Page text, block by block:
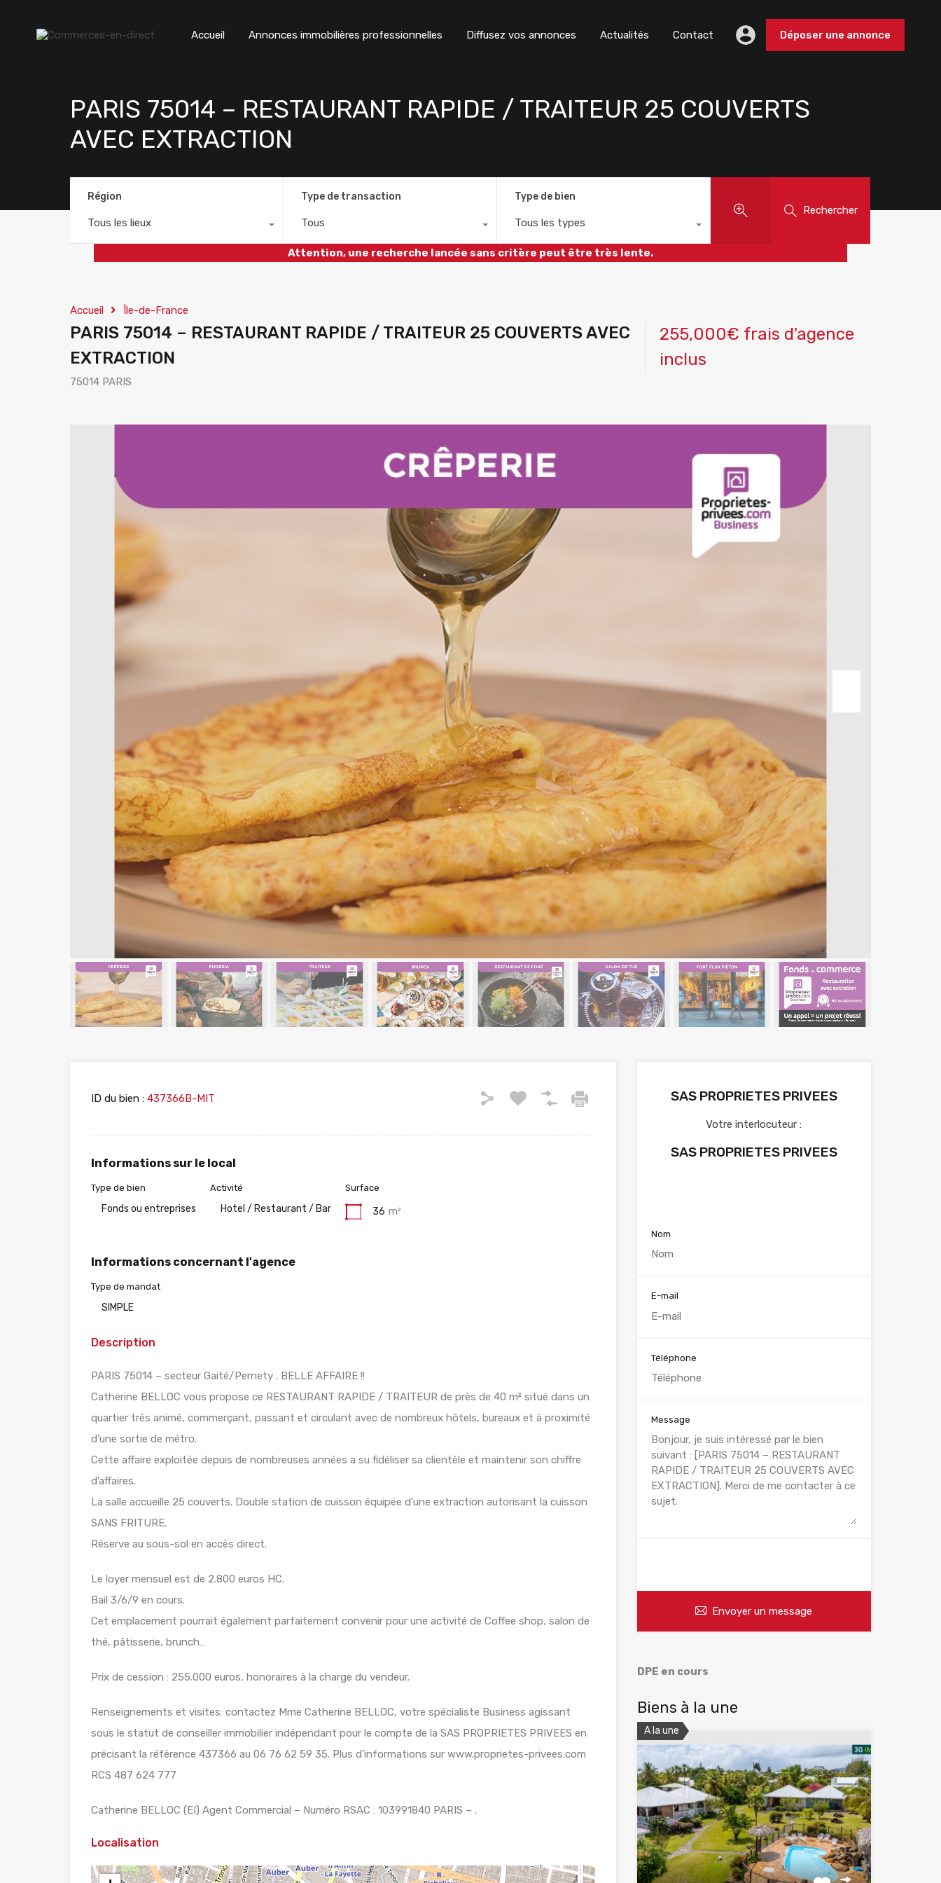
Accueil Annonces immobilières professionnelles Diffusez vos annonces Actualités Contact Déposer une annonce
PARIS 75014 – RESTAURANT RAPIDE / TRAITEUR 25 COUVERTS
AVEC EXTRACTION
Région
Tous les lieux
Type de transaction
Tous
Type de bien
Tous les types
Rechercher
Attention, une recherche lancée sans critère peut être très lente.
Accueil Île-de-France
PARIS 75014 – RESTAURANT RAPIDE / TRAITEUR 25 COUVERTS AVEC
EXTRACTION
75014 PARIS
255,000€ frais d'agence
inclus
ID du bien : 437366B-MIT
Informations sur le local
Type de bien
Fonds ou entreprises
Activité
Hotel / Restaurant / Bar
Surface
36 m²
Informations concernant l'agence
Type de mandat
SIMPLE
Description
PARIS 75014 – secteur Gaité/Pernety . BELLE AFFAIRE !!
Catherine BELLOC vous propose ce RESTAURANT RAPIDE / TRAITEUR de près de 40 m² situé dans un
quartier très animé, commerçant, passant et circulant avec de nombreux hôtels, bureaux et à proximité
d’une sortie de métro.
Cette affaire exploitée depuis de nombreuses années a su fidéliser sa clientèle et maintenir son chiffre
d’affaires.
La salle accueille 25 couverts. Double station de cuisson équipée d’une extraction autorisant la cuisson
SANS FRITURE.
Réserve au sous-sol en accès direct.
Le loyer mensuel est de 2.800 euros HC.
Bail 3/6/9 en cours.
Cet emplacement pourrait également parfaitement convenir pour une activité de Coffee shop, salon de
thé, pâtisserie, brunch…
Prix de cession : 255.000 euros, honoraires à la charge du vendeur.
Renseignements et visites: contactez Mme Catherine BELLOC, votre spécialiste Business agissant
sous le statut de conseiller immobilier indépendant pour le compte de la SAS PROPRIETES PRIVEES en
précisant la référence 437366 au 06 76 62 59 35. Plus d’informations sur www.proprietes-privees.com
RCS 487 624 777
Catherine BELLOC (EI) Agent Commercial – Numéro RSAC : 103991840 PARIS – .
Localisation
SAS PROPRIETES PRIVEES
Votre interlocuteur :
SAS PROPRIETES PRIVEES
Nom
E-mail
Téléphone
Message
Envoyer un message
DPE en cours
Biens à la une
A la une